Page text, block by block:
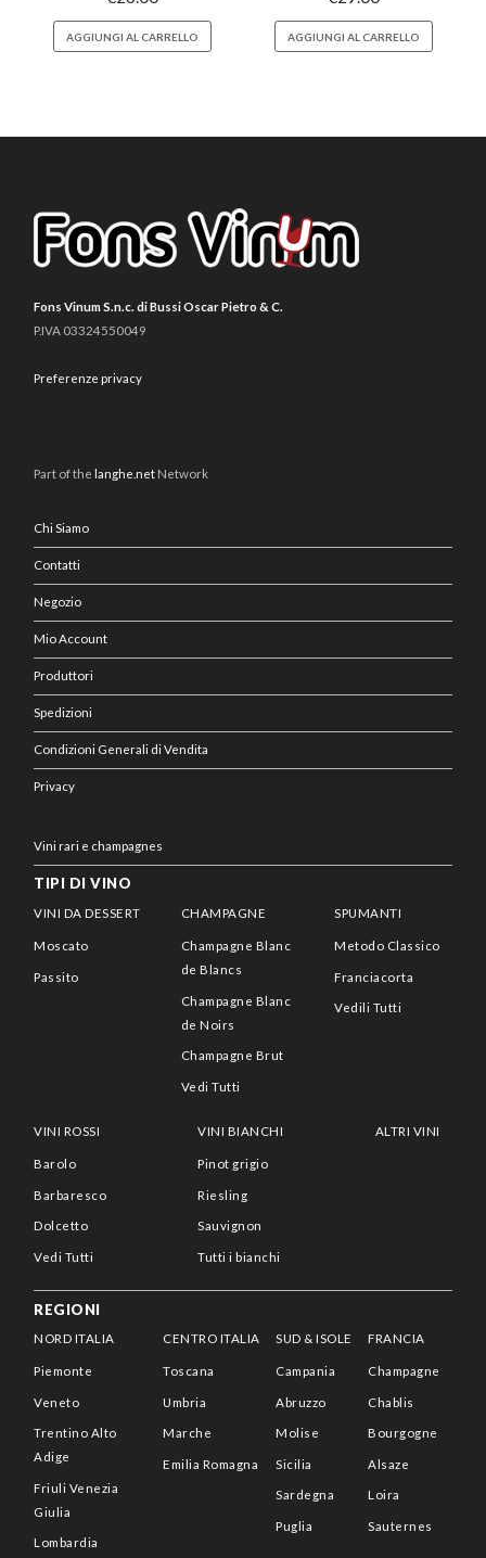
AGGIUNGI AL CARRELLO AGGIUNGI AL CARRELLO
Fons Vinum S.n.c. di Bussi Oscar Pietro & C.
P.IVA 03324550049
Preferenze privacy
Part of the langhe.net Network
Chi Siamo
Contatti
Negozio
Mio Account
Produttori
Spedizioni
Condizioni Generali di Vendita
Privacy
Vini rari e champagnes
TIPI DI VINO
VINI DA DESSERT
Moscato
Passito
CHAMPAGNE
Champagne Blanc
de Blancs
Champagne Blanc
de Noirs
Champagne Brut
Vedi Tutti
SPUMANTI
Metodo Classico
Franciacorta
Vedili Tutti
VINI ROSSI
Barolo
Barbaresco
Dolcetto
Vedi Tutti
VINI BIANCHI
Pinot grigio
Riesling
Sauvignon
Tutti i bianchi
ALTRI VINI
REGIONI
NORD ITALIA
Piemonte
Veneto
Trentino Alto
Adige
Friuli Venezia
Giulia
Lombardia
CENTRO ITALIA
Toscana
Umbria
Marche
Emilia Romagna
SUD & ISOLE
Campania
Abruzzo
Molise
Sicilia
Sardegna
Puglia
FRANCIA
Champagne
Chablis
Bourgogne
Alsaze
Loira
Sauternes